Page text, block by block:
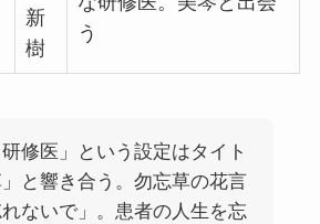
新
樹
う
研修医」という設定はタイト
と響き合う。勿忘草の花言
ないで」。患者の人生を忘